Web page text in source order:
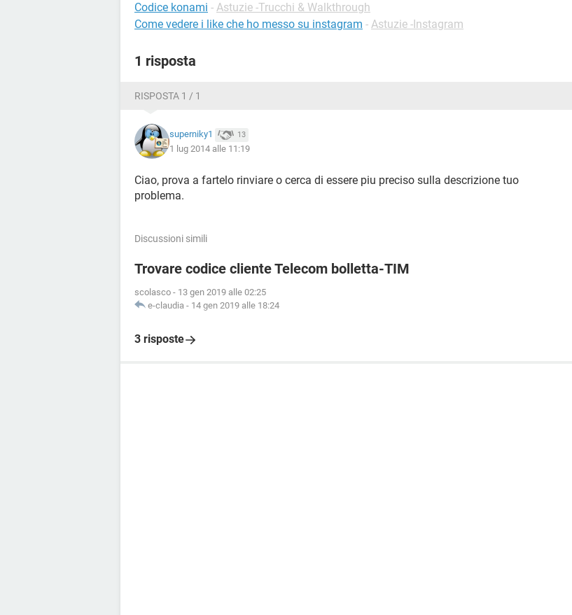
Codice konami - Astuzie -Trucchi & Walkthrough
Come vedere i like che ho messo su instagram - Astuzie -Instagram
1 risposta
RISPOSTA 1 / 1
superniky1 13
1 lug 2014 alle 11:19
Ciao, prova a fartelo rinviare o cerca di essere piu preciso sulla descrizione tuo
problema.
Discussioni simili
Trovare codice cliente Telecom bolletta-TIM
scolasco - 13 gen 2019 alle 02:25
e-claudia - 14 gen 2019 alle 18:24
3 risposte